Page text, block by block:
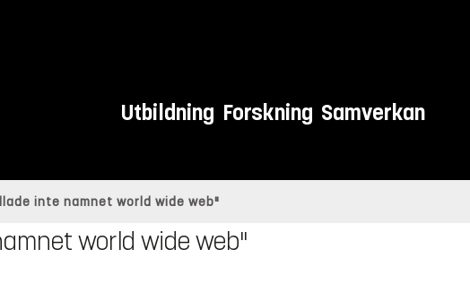
Utbildning Forskning Samverkan
inte namnet world wide web"
world wide web"